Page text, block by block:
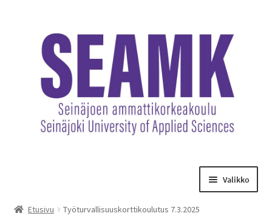
Siirry
navigointiin
Siirry
sisältöön
Valikko
Opetuksen maksut
Etusivu Työturvallisuuskorttikoulutus 7.3.2025